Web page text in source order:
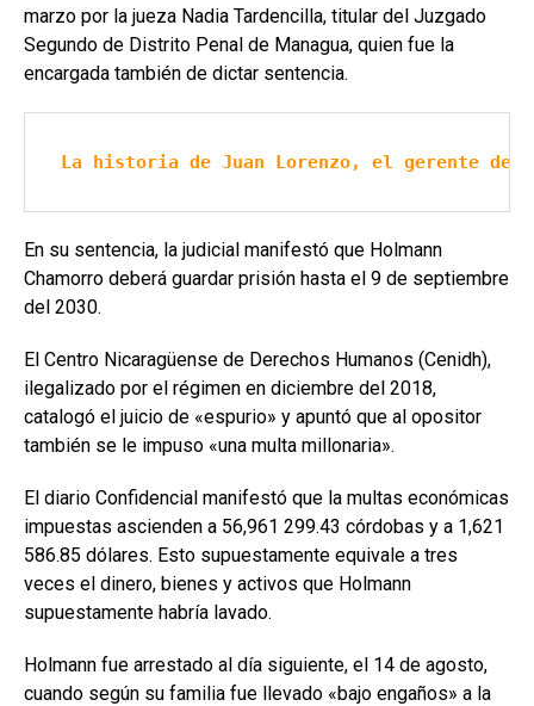
marzo por la jueza Nadia Tardencilla, titular del Juzgado
Segundo de Distrito Penal de Managua, quien fue la
encargada también de dictar sentencia.
La historia de Juan Lorenzo, el gerente de
En su sentencia, la judicial manifestó que Holmann
Chamorro deberá guardar prisión hasta el 9 de septiembre
del 2030.
El Centro Nicaragüense de Derechos Humanos (Cenidh),
ilegalizado por el régimen en diciembre del 2018,
catalogó el juicio de «espurio» y apuntó que al opositor
también se le impuso «una multa millonaria».
El diario Confidencial manifestó que la multas económicas
impuestas ascienden a 56,961 299.43 córdobas y a 1,621
586.85 dólares. Esto supuestamente equivale a tres
veces el dinero, bienes y activos que Holmann
supuestamente habría lavado.
Holmann fue arrestado al día siguiente, el 14 de agosto,
cuando según su familia fue llevado «bajo engaños» a la